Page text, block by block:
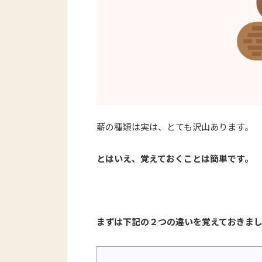
薪の種類は実は、とても沢山あります。
とはいえ、覚えておくことは簡単です。
まずは下記の２つの違いを覚えておきま